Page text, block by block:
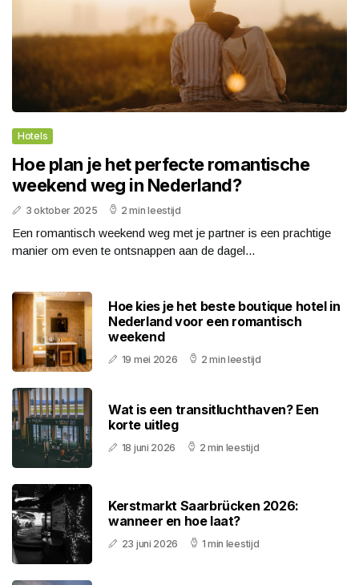
Hotels
Hoe plan je het perfecte romantische
weekend weg in Nederland?
3 oktober 2025 2 min leestijd
Een romantisch weekend weg met je partner is een prachtige
manier om even te ontsnappen aan de dagel...
Hoe kies je het beste boutique hotel in
Nederland voor een romantisch
weekend
19 mei 2026 2 min leestijd
Wat is een transitluchthaven? Een
korte uitleg
18 juni 2026 2 min leestijd
Kerstmarkt Saarbrücken 2026:
wanneer en hoe laat?
23 juni 2026 1 min leestijd